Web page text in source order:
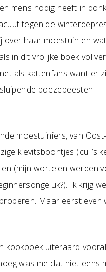
mens nodig heeft in
tegen de
over haar moestuin en
in dit vrolijke boek vol
als kattenfans want er
poezebeesten.
moestuiniers, van
kievitsboontjes
(mijn wortelen werden
Ik krijg
Maar eerst even
kookboek uiteraard
was me dat niet eens